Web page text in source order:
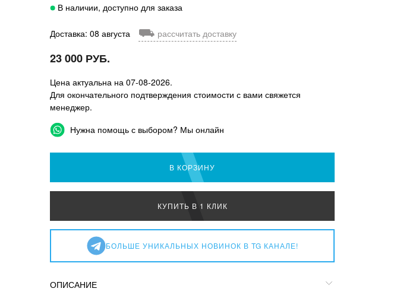
В наличии, доступно для заказа
Доставка: 08 августа ⛟ рассчитать доставку
23 000 РУБ.
Цена актуальна на 07-08-2026.
Для окончательного подтверждения стоимости с вами свяжется
менеджер.
Нужна помощь с выбором? Мы онлайн
В КОРЗИНУ
КУПИТЬ В 1 КЛИК
БОЛЬШЕ УНИКАЛЬНЫХ НОВИНОК В TG КАНАЛЕ!
ОПИСАНИЕ